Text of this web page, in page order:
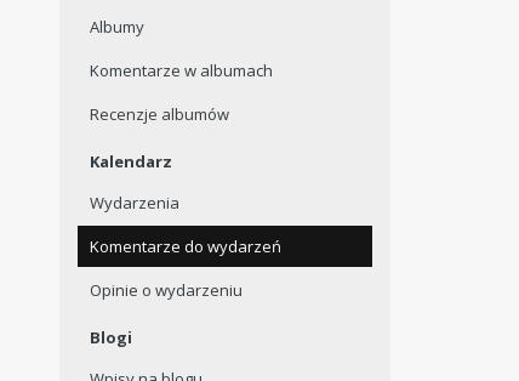
Albumy
Komentarze w albumach
Recenzje albumów
Kalendarz
Wydarzenia
Komentarze do wydarzeń
Opinie o wydarzeniu
Blogi